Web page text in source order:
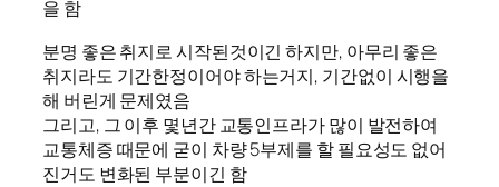
을 함
분명 좋은 취지로 시작된것이긴 하지만, 아무리 좋은
취지라도 기간한정이어야 하는거지, 기간없이 시행을
해 버린게 문제였음
그리고, 그 이후 몇년간 교통인프라가 많이 발전하여
교통체증 때문에 굳이 차량 5부제를 할 필요성도 없어
진거도 변화된 부분이긴 함